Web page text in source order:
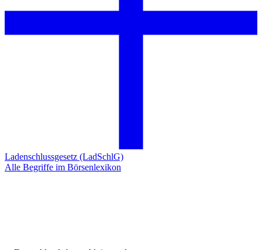
Ladenschlussgesetz (LadSchlG)
Alle Begriffe im Börsenlexikon